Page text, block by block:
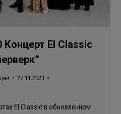
Концерт El Classic
27.11.2023
El Classic в обновлённом